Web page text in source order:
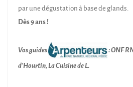
par une dégustation à base de glands.
Dès 9 ans !
Vos guides
: ONF
d'Hourtin, La Cuisine de L.